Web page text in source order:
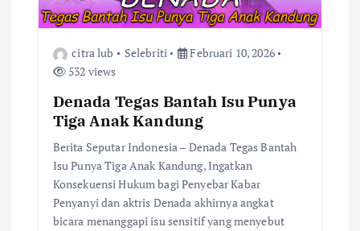
citra lub Selebriti
Februari 10, 2026
532 views
Denada Tegas Bantah Isu Punya
Tiga Anak Kandung
Berita Seputar Indonesia – Denada Tegas Bantah
Isu Punya Tiga Anak Kandung, Ingatkan
Konsekuensi Hukum bagi Penyebar Kabar
Penyanyi dan aktris Denada akhirnya angkat
bicara menanggapi isu sensitif yang menyebut